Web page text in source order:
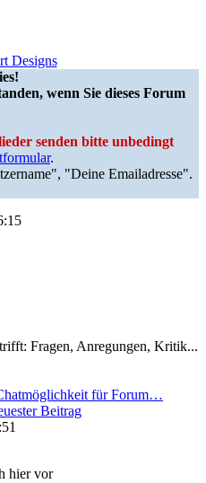
wenn Sie dieses Forum
senden bitte unbedingt
.
"Deine Emailadresse".
Fragen, Anregungen, Kritik...
für Forum…
Beitrag
hier vor